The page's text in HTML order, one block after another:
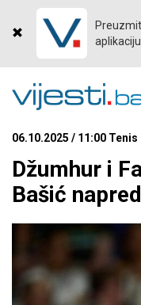
aplikaciju
06.10.2025 / 11:00
Džumhur i
Bašić